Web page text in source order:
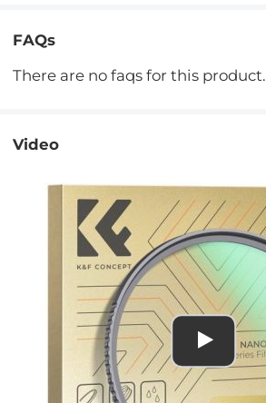
FAQs
There are no faqs for this product.
Video